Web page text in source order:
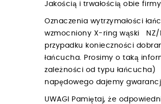
Jakością i trwałością obie
Oznaczenia wytrzymałości
wzmocniony X-ring wąski NZ/
przypadku konieczności
łańcucha. Prosimy o taką
zależności od typu łańcucha)
napędowego dajemy
UWAGI Pamiętaj, że